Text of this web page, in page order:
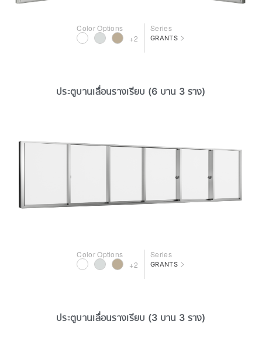
Color Options
+2
Series
GRANTS >
ประตูบานเลื่อนรางเรียบ (6 บาน 3 ราง)
Color Options
+2
Series
GRANTS >
ประตูบานเลื่อนรางเรียบ (3 บาน 3 ราง)